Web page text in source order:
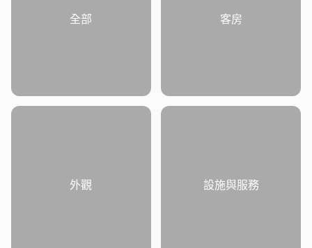
全部 客房
外觀 設施與服務